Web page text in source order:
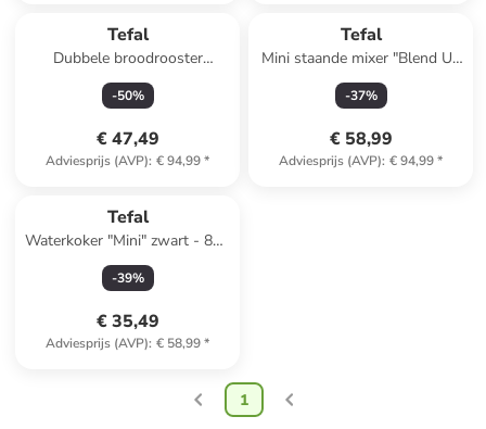
Tefal
Dubbele broodrooster
zwart/zilverkleurig
-50%
€ 47,49
Adviesprijs (AVP): € 94,99*
Tefal
Mini staande mixer "Blend Up
Essential" grijs/zilverkleurig
-37%
€ 58,99
Adviesprijs (AVP): € 94,99*
Tefal
Waterkoker "Mini" zwart - 800
ml
-39%
€ 35,49
Adviesprijs (AVP): € 58,99*
1